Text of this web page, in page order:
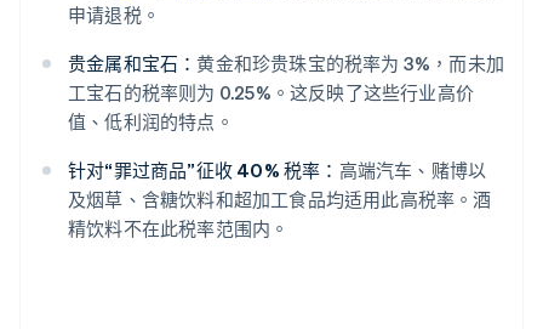
申请退税。
贵金属和宝石：黄金和珍贵珠宝的税率为 3%，而未加
工宝石的税率则为 0.25%。这反映了这些行业高价
值、低利润的特点。
针对“罪过商品”征收 40% 税率： 高端汽车、赌博以
及烟草、含糖饮料和超加工食品均适用此高税率。酒
精饮料不在此税率范围内。